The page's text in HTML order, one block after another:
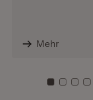
Mehr
ZuZuZu